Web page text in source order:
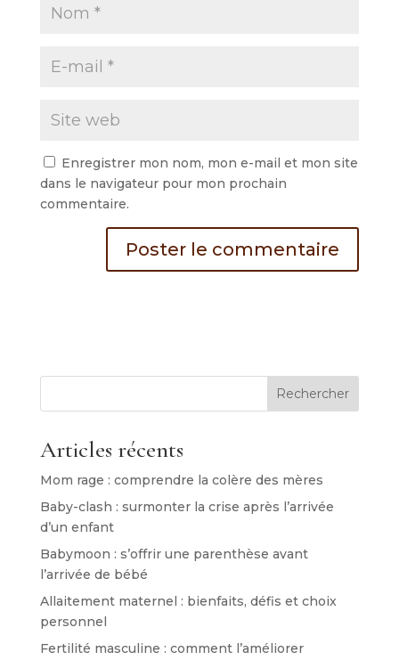
Enregistrer mon nom, mon e-mail et mon site
dans le navigateur pour mon prochain
commentaire.
Rechercher
Articles récents
Mom rage : comprendre la colère des mères
Baby-clash : surmonter la crise après l’arrivée
d’un enfant
Babymoon : s’offrir une parenthèse avant
l’arrivée de bébé
Allaitement maternel : bienfaits, défis et choix
personnel
Fertilité masculine : comment l’améliorer